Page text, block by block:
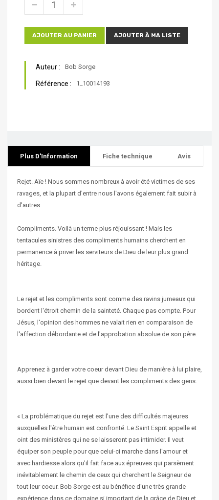
AJOUTER AU PANIER AJOUTER À MA LISTE
Auteur : Bob Sorge
Référence : 1_10014193
Plus D'Information Fiche technique Avis
Rejet. Aïe ! Nous sommes nombreux à avoir été victimes de ses
ravages, et la plupart d'entre nous l'avons également fait subir à
d'autres.
Compliments. Voilà un terme plus réjouissant ! Mais les
tentacules sinistres des compliments humains cherchent en
permanence à priver les serviteurs de Dieu de leur plus grand
héritage.
Le rejet et les compliments sont comme des ravins jumeaux qui
bordent l'étroit chemin de la sainteté. Chaque pas compte. Pour
Jésus, l'opinion des hommes ne valait rien en comparaison de
l'affection débordante et de l'approbation absolue de son père.
Apprenez à garder votre coeur devant Dieu de manière à lui plaire,
aussi bien devant le rejet que devant les compliments des gens.
« La problématique du rejet est l'une des difficultés majeures
auxquelles l'être humain est confronté. Le Saint Esprit appelle et
oint des ministères qui ne se laisseront pas intimider. Il veut
équiper son peuple pour que celui-ci marche dans l'amour et
avec hardiesse alors qu'il fait face aux épreuves qui parsèment
inévitablement le chemin de ceux qui cherchent le Seigneur de
tout leur coeur. Bob Sorge est au bénéfice d'une très grande
expérience dans ce domaine si important de la grâce de Dieu et